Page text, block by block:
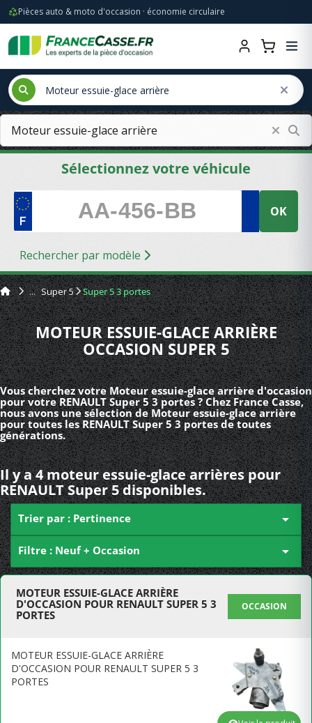
Pièces auto & moto d'occasion · économie circulaire
Sélectionnez votre véhicule
OK
Rechercher par modèle
Super 5 Super 5 3 portes
MOTEUR ESSUIE-GLACE ARRIÈRE
OCCASION SUPER 5
Vous cherchez votre Moteur essuie-glace arrière d'occasion
pour votre RENAULT Super 5 3 portes ? Chez France Casse,
nous avons une sélection de Moteur essuie-glace arrière
pour toutes les RENAULT Super 5 3 portes de toutes
générations.
Il y a 4 moteur essuie-glace arrières pour
RENAULT Super 5 disponibles.
Trier par : Pertinence 
Filtre : Neuf + Occasion 
MOTEUR ESSUIE-GLACE ARRIÈRE
D'OCCASION POUR RENAULT SUPER 5 3
PORTES
OCCASION
MOTEUR ESSUIE-GLACE ARRIÈRE
D'OCCASION POUR RENAULT SUPER 5 3
PORTES